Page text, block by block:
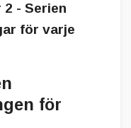
- Serien
för varje
för